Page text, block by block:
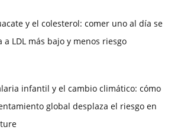
y el colesterol: comer uno al día se
a LDL más bajo y menos riesgo
infantil y el cambio climático: cómo
global desplaza el riesgo en